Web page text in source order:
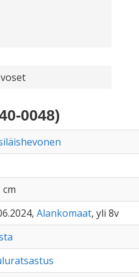
0048)
cm
Alankomaat, yli 8v